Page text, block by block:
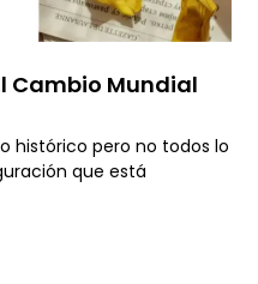
Cambio Mundial
histórico pero no todos lo
que está